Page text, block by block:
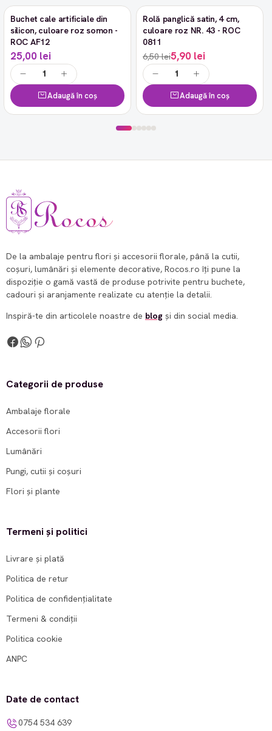
Buchet cale artificiale din
silicon, culoare roz somon -
ROC AF12
25,00 lei
Adaugă în coș
-9%
Rolă panglică satin, 4 cm,
culoare roz NR. 43 - ROC
0811
6,50 lei5,90 lei
Adaugă în coș
De la ambalaje pentru flori și accesorii florale, până la cutii,
coșuri, lumânări și elemente decorative, Rocos.ro îți pune la
dispoziție o gamă vastă de produse potrivite pentru buchete,
cadouri și aranjamente realizate cu atenție la detalii.
Inspiră-te din articolele noastre de blog și din social media.
Categorii de produse
Ambalaje florale
Accesorii flori
Lumânări
Pungi, cutii și coșuri
Flori și plante
Termeni și politici
Livrare și plată
Politica de retur
Politica de confidențialitate
Termeni & condiții
Politica cookie
ANPC
Date de contact
0754 534 639